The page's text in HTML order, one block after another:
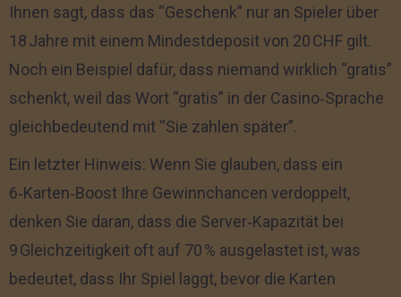
Ihnen sagt, dass das “Geschenk” nur an Spieler über
18 Jahre mit einem Mindestdeposit von 20 CHF gilt.
Noch ein Beispiel dafür, dass niemand wirklich “gratis”
schenkt, weil das Wort “gratis” in der Casino‑Sprache
gleichbedeutend mit “Sie zahlen später”.
Ein letzter Hinweis: Wenn Sie glauben, dass ein
6‑Karten‑Boost Ihre Gewinnchancen verdoppelt,
denken Sie daran, dass die Server‑Kapazität bei
9 Gleichzeitigkeit oft auf 70 % ausgelastet ist, was
bedeutet, dass Ihr Spiel laggt, bevor die Karten